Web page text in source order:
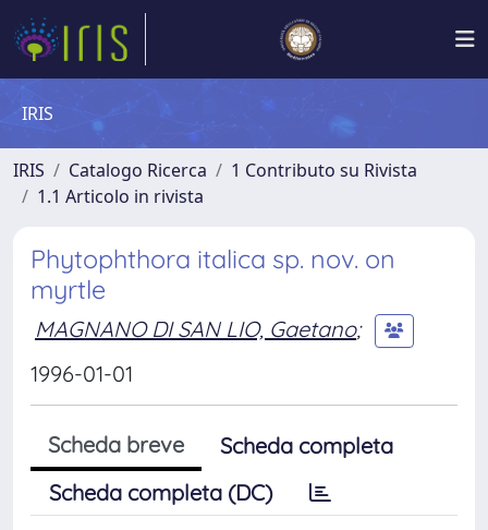
IRIS
IRIS Catalogo Ricerca
1 Contributo su Rivista
1.1 Articolo in rivista
Phytophthora italica sp. nov. on
myrtle
MAGNANO DI SAN LIO, Gaetano;
1996-01-01
Scheda breve
Scheda completa
Scheda completa (DC)